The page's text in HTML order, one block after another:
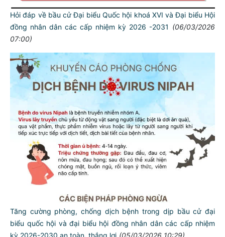
Hỏi đáp về bầu cử Đại biểu Quốc hội khoá XVI và Đại biểu Hội
đồng nhân dân các cấp nhiệm kỳ 2026 -2031 (06/03/2026
07:00)
Tăng cường phòng, chống dịch bệnh trong dịp bầu cử đại
biểu quốc hội và đại biểu hội đồng nhân dân các cấp nhiệm